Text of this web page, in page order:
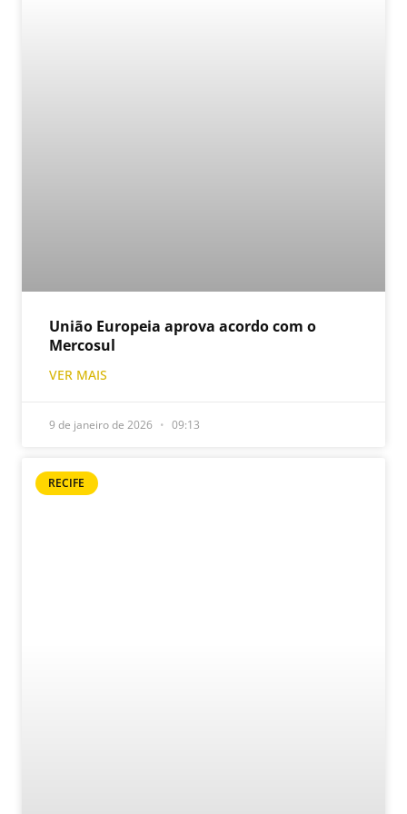
União Europeia aprova acordo com o
Mercosul
VER MAIS
9 de janeiro de 2026 09:13
RECIFE